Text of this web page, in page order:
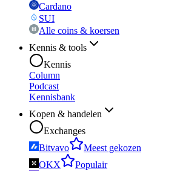
Cardano
SUI
Alle coins & koersen
Kennis & tools
Kennis
Column
Podcast
Kennisbank
Kopen & handelen
Exchanges
Bitvavo
Meest gekozen
OKX
Populair